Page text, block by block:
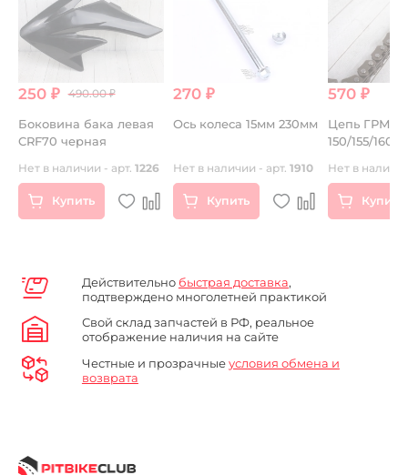
250 ₽ 490.00 ₽
Боковина бака левая
CRF70 черная
Нет в наличии - арт. 1226
Купить
270 ₽
Ось колеса 15мм 230мм
Нет в наличии - арт. 1910
Купить
570 ₽
Цепь ГРМ
150/155/160
Нет в
Купить
Действительно быстрая доставка,
подтверждено многолетней практикой
Свой склад запчастей в РФ, реальное
отображение наличия на сайте
Честные и прозрачныеусловия обмена и
возврата